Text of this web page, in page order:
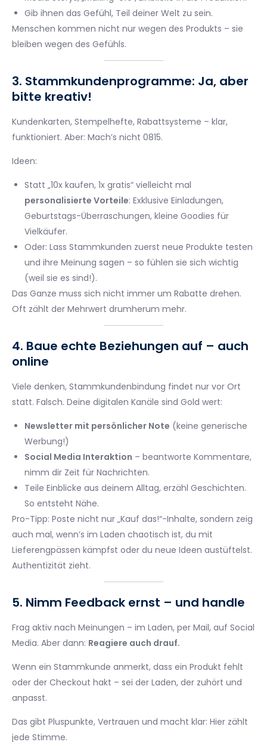
Gib ihnen das Gefühl, Teil deiner Welt zu sein.
Menschen kommen nicht nur wegen des Produkts – sie
bleiben wegen des Gefühls.
3. Stammkundenprogramme: Ja, aber
bitte kreativ!
Kundenkarten, Stempelhefte, Rabattsysteme – klar,
funktioniert. Aber: Mach’s nicht 0815.
Ideen:
Statt „10x kaufen, 1x gratis“ vielleicht mal
personalisierte Vorteile: Exklusive Einladungen,
Geburtstags-Überraschungen, kleine Goodies für
Vielkäufer.
Oder: Lass Stammkunden zuerst neue Produkte testen
und ihre Meinung sagen – so fühlen sie sich wichtig
(weil sie es sind!).
Das Ganze muss sich nicht immer um Rabatte drehen.
Oft zählt der Mehrwert drumherum mehr.
4. Baue echte Beziehungen auf – auch
online
Viele denken, Stammkundenbindung findet nur vor Ort
statt. Falsch. Deine digitalen Kanäle sind Gold wert:
Newsletter mit persönlicher Note (keine generische
Werbung!)
Social Media Interaktion – beantworte Kommentare,
nimm dir Zeit für Nachrichten.
Teile Einblicke aus deinem Alltag, erzähl Geschichten.
So entsteht Nähe.
Pro-Tipp: Poste nicht nur „Kauf das!“-Inhalte, sondern zeig
auch mal, wenn’s im Laden chaotisch ist, du mit
Lieferengpässen kämpfst oder du neue Ideen austüftelst.
Authentizität zieht.
5. Nimm Feedback ernst – und handle
Frag aktiv nach Meinungen – im Laden, per Mail, auf Social
Media. Aber dann: Reagiere auch drauf.
Wenn ein Stammkunde anmerkt, dass ein Produkt fehlt
oder der Checkout hakt – sei der Laden, der zuhört und
anpasst.
Das gibt Pluspunkte, Vertrauen und macht klar: Hier zählt
jede Stimme.